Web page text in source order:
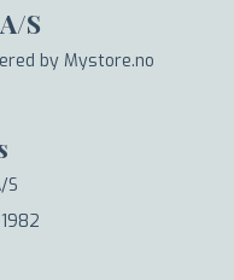
S
by Mystore.no
S